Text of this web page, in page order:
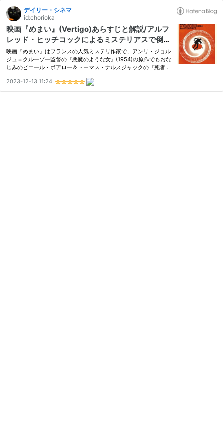
デイリー・シネマ
id:chorioka
映画『めまい』(Vertigo)あらすじと解説/アルフ
レッド・ヒッチコックによるミステリアスで倒錯
した愛の物語・高所恐怖症を表す斬新なショット
にも注目
映画『めまい』はフランスの人気ミステリ作家で、アンリ・ジョル
ジュ＝クルーゾー監督の『悪魔のような女』(1954)の原作でもおな
じみのピエール・ボアロー＆トーマス・ナルスジャックの『死者の
ルフレッド・ヒッチコックの1958年の作品。 高所恐怖症になっ
た…
2023-12-13 11:24